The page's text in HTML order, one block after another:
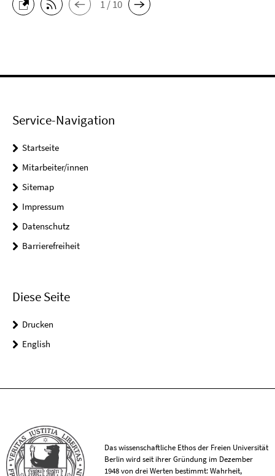
1 / 10
Service-Navigation
Startseite
Mitarbeiter/innen
Sitemap
Impressum
Datenschutz
Barrierefreiheit
Diese Seite
Drucken
English
Das wissenschaftliche Ethos der Freien Universität
Berlin wird seit ihrer Gründung im Dezember
1948 von drei Werten bestimmt: Wahrheit,